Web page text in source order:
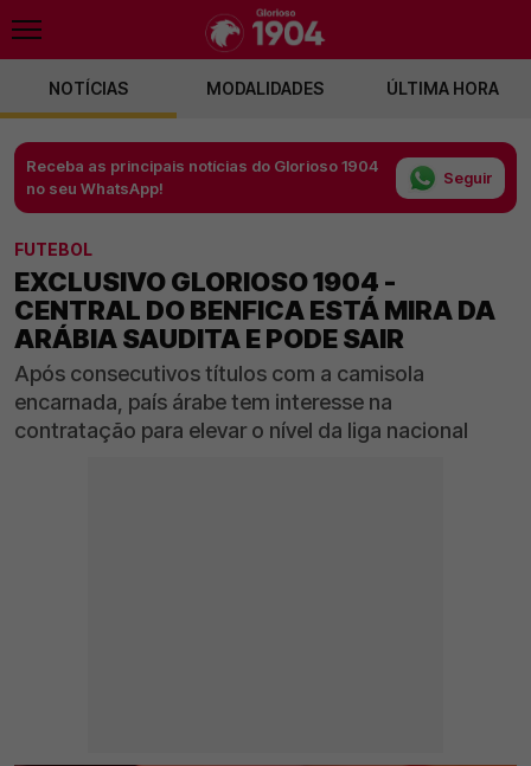
NOTÍCIAS MODALIDADES ÚLTIMA HORA
Receba as principais notícias do Glorioso 1904
no seu WhatsApp!
Seguir
FUTEBOL
EXCLUSIVO GLORIOSO 1904 -
CENTRAL DO BENFICA ESTÁ MIRA DA
ARÁBIA SAUDITA E PODE SAIR
Após consecutivos títulos com a camisola
encarnada, país árabe tem interesse na
contratação para elevar o nível da liga nacional